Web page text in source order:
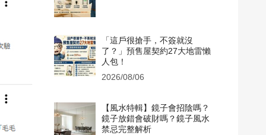
「這戶很搶手，不簽就沒
了？」預售屋契約27大地雷懶
人包！
2026/08/06
【風水特輯】鏡子會招陰嗎？
鏡子放錯會破財嗎？鏡子風水
禁忌完整解析